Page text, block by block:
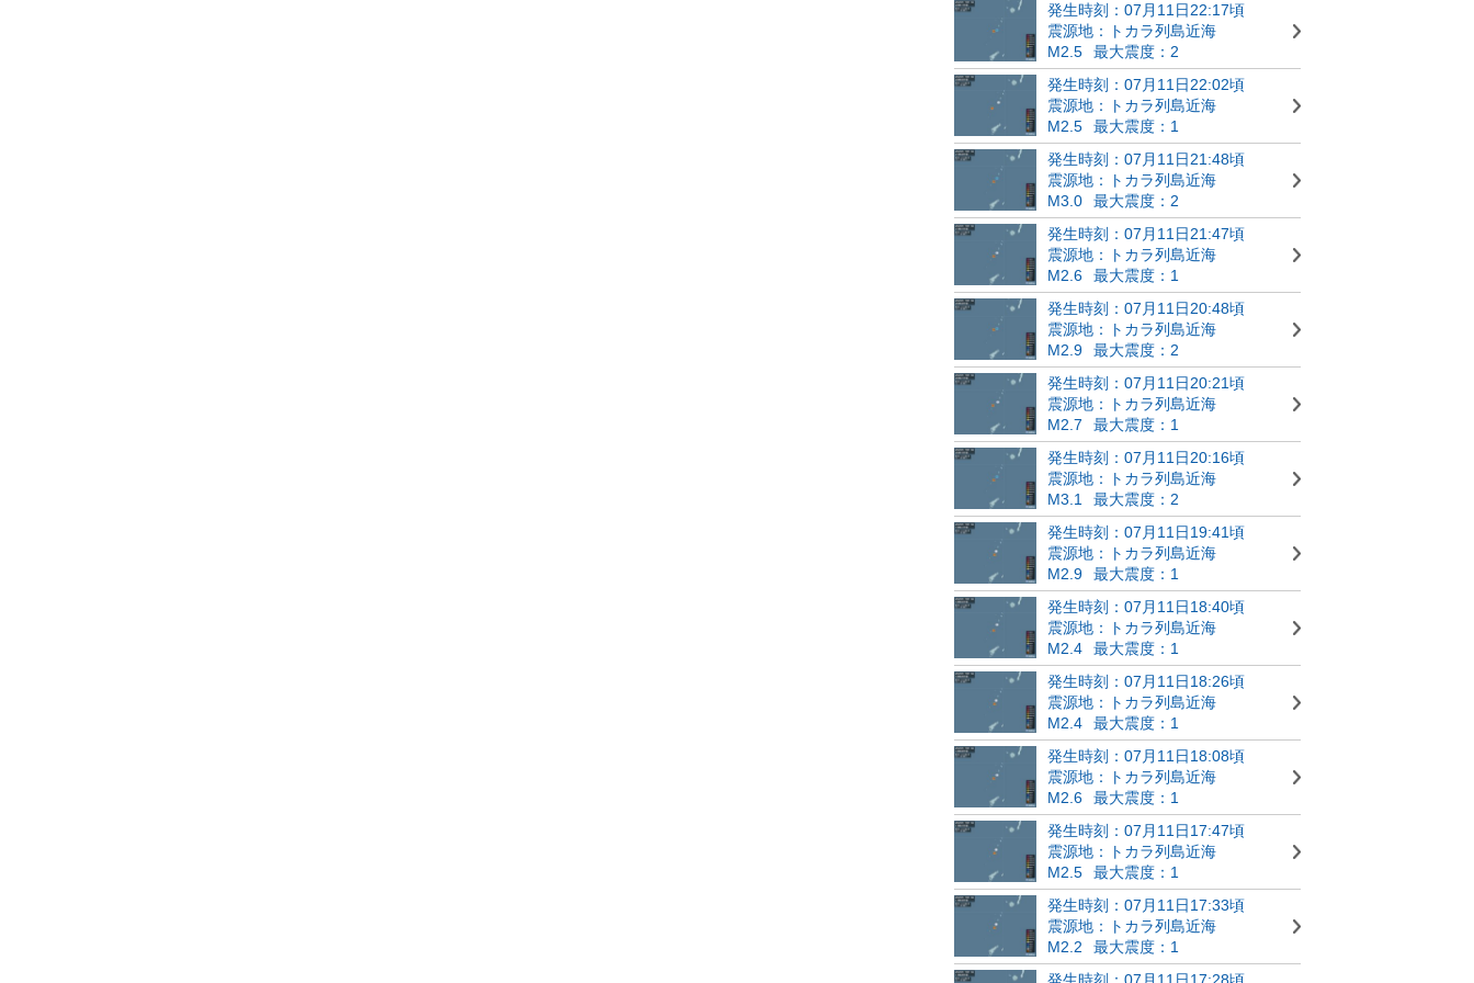
発生時刻：07月11日22:17頃
震源地：トカラ列島近海
M2.5
最大震度：2
発生時刻：07月11日22:02頃
震源地：トカラ列島近海
M2.5
最大震度：1
発生時刻：07月11日21:48頃
震源地：トカラ列島近海
M3.0
最大震度：2
発生時刻：07月11日21:47頃
震源地：トカラ列島近海
M2.6
最大震度：1
発生時刻：07月11日20:48頃
震源地：トカラ列島近海
M2.9
最大震度：2
発生時刻：07月11日20:21頃
震源地：トカラ列島近海
M2.7
最大震度：1
発生時刻：07月11日20:16頃
震源地：トカラ列島近海
M3.1
最大震度：2
発生時刻：07月11日19:41頃
震源地：トカラ列島近海
M2.9
最大震度：1
発生時刻：07月11日18:40頃
震源地：トカラ列島近海
M2.4
最大震度：1
発生時刻：07月11日18:26頃
震源地：トカラ列島近海
M2.4
最大震度：1
発生時刻：07月11日18:08頃
震源地：トカラ列島近海
M2.6
最大震度：1
発生時刻：07月11日17:47頃
震源地：トカラ列島近海
M2.5
最大震度：1
発生時刻：07月11日17:33頃
震源地：トカラ列島近海
M2.2
最大震度：1
発生時刻：07月11日17:28頃